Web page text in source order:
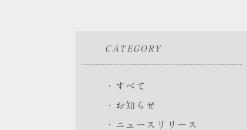
CATEGORY
すべて
お知らせ
ニュースリリース